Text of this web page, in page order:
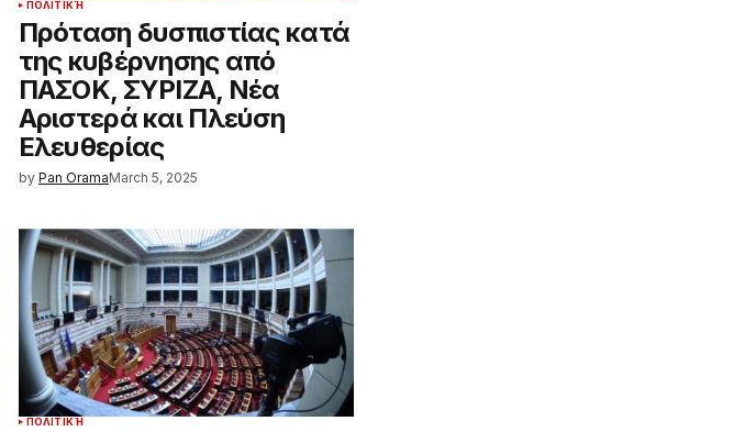
ΠΟΛΙΤΙΚΉ
Πρόταση δυσπιστίας κατά
της κυβέρνησης από
ΠΑΣΟΚ, ΣΥΡΙΖΑ, Νέα
Αριστερά και Πλεύση
Ελευθερίας
by Pan OramaMarch 5, 2025
ΠΟΛΙΤΙΚΉ